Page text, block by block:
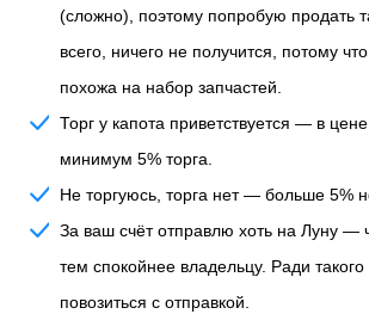
(сложно), поэтому попробую продать
всего, ничего не получится, потому
похожа на набор запчастей.
Торг у капота приветствуется — в
минимум 5% торга.
Не торгуюсь, торга нет— больше 5% не
За ваш счёт отправлю хоть на Луну —
тем спокойнее владельцу. Ради такого
повозиться с отправкой.